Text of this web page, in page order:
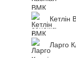
Кетлін
Ларго